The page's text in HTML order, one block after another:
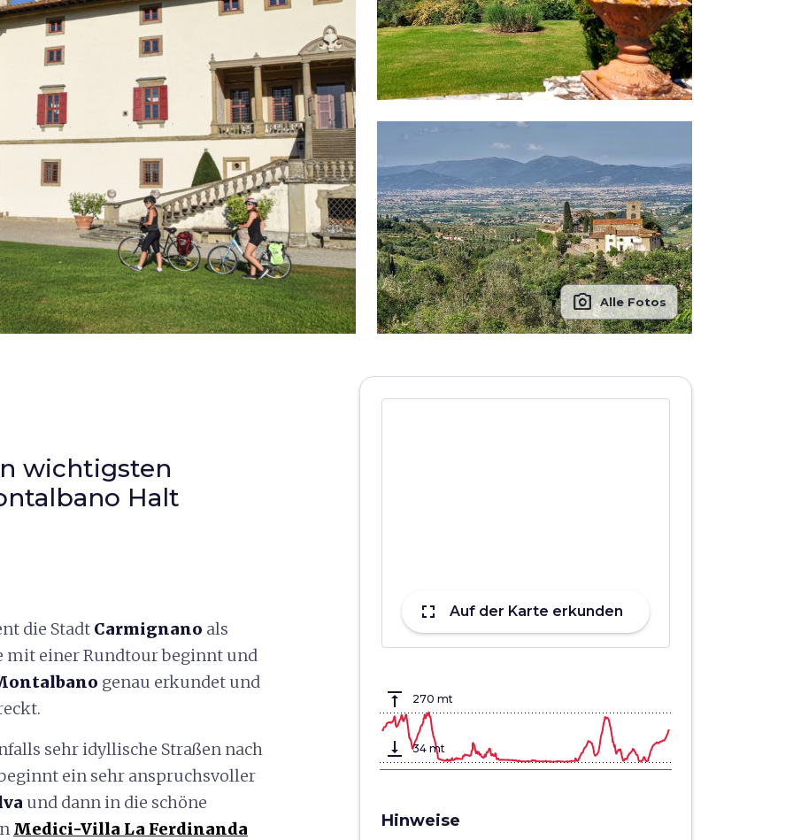
photo_camera Alle Fotos
wichtigsten
Halt
die Stadt Carmignano als
mit einer Rundtour beginnt und
genau erkundet und
sehr idyllische Straßen nach
ein sehr anspruchsvoller
und dann in die schöne
Medici-Villa La Ferdinanda
fullscreen Auf der Karte erkunden
vertical_align_top 270 mt
vertical_align_bottom 34 mt
Hinweise